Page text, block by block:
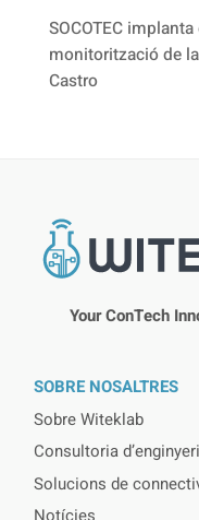
SOCOTEC
monitorització de
Castro
Your ConTech
SOBRE NOSALTRES
Sobre Witeklab
Consultoria
Solucions de